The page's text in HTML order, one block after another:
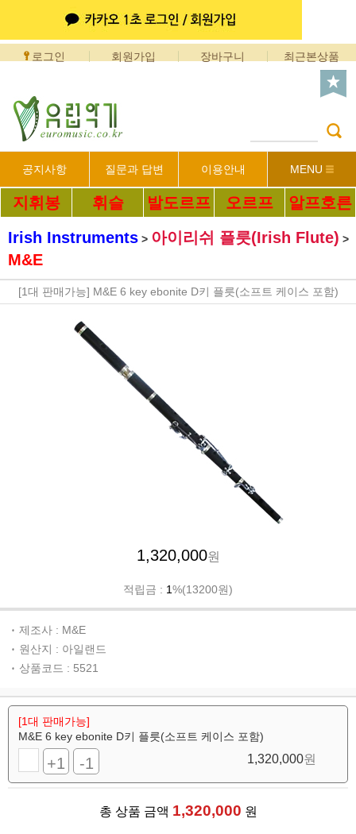
로그인 회원가입 장바구니 최근본상품
공지사항 질문과 답변 이용안내 MENU
지휘봉 휘슬 발도르프 오르프
알프호른
Irish Instruments > 아이리쉬 플릇(Irish Flute) >
M&E
[1대 판매가능] M&E 6 key ebonite D키 플릇(소프트 케이스 포함)
1,320,000원
적립금 : 1%(13200원)
제조사 : M&E
원산지 : 아일랜드
상품코드 : 5521
[1대 판매가능]
M&E 6 key ebonite D키 플릇(소프트 케이스 포함)
+1 -1 1,320,000원
총 상품 금액 1,320,000 원